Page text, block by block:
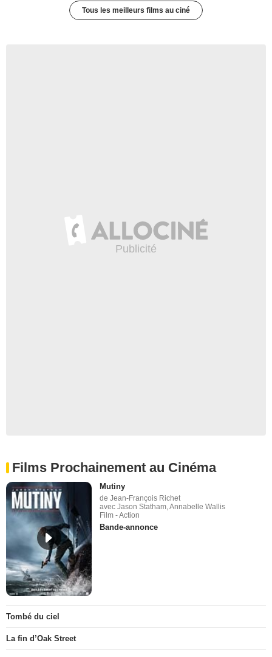
Tous les meilleurs films au ciné
Films Prochainement au Cinéma
Mutiny
de Jean-François Richet
avec Jason Statham, Annabelle Wallis
Film - Action
Bande-annonce
Tombé du ciel
La fin d’Oak Street